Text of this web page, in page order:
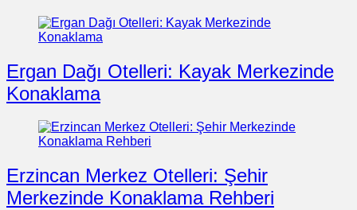
Ergan Dağı Otelleri: Kayak Merkezinde
Konaklama
Erzincan Merkez Otelleri: Şehir
Merkezinde Konaklama Rehberi